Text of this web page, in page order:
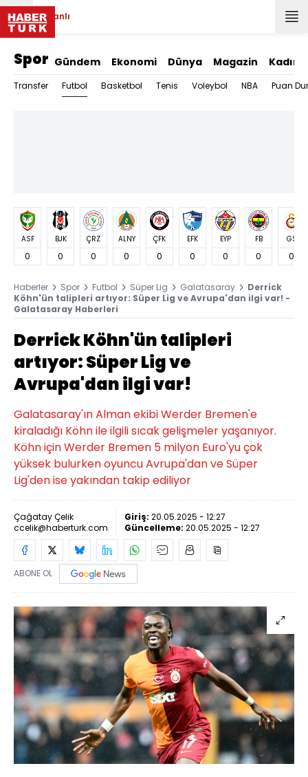
Canlı
Spor Gündem Ekonomi Dünya Magazin Kadın
Transfer Futbol Basketbol Tenis Voleybol NBA Puan
ASF
0
BJK
0
ÇRZ
0
ALNY
0
ÇFK
0
EFK
0
EYP
0
FB
0
GS
0
Haberler Spor Futbol Süper Lig Galatasaray
Derrick
Köhn'ün talipleri artıyor: Süper Lig ve Avrupa'dan ilgi var! -
Galatasaray Haberleri
Derrick Köhn'ün talipleri
artıyor: Süper Lig ve
Avrupa'dan ilgi var!
Galatasaray'ın Alman ekibi Werder Bremen'e
kiraladığı Köhn ile ilgili sıcak gelişmeler yaşanıyor.
Köhn için Werder Bremen 5 milyon Euro'yu çok
yüksek bulurken oyuncu Avrupa'dan ve Süper
Lig'den ise yakından takip ediliyor
Çağatay Çelik
ccelik@haberturk.com
Giriş: 20.05.2025 - 12:27
Güncelleme: 20.05.2025 - 12:27
ABONE OL